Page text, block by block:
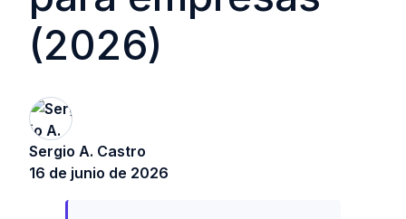
(2026)
Sergio A. Castro
16 de junio de 2026